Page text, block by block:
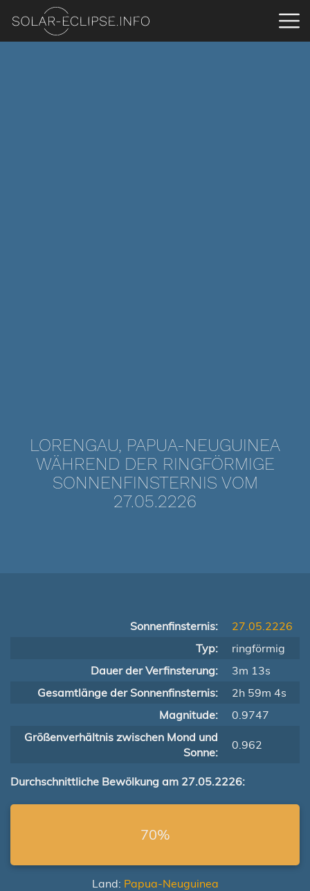
LORENGAU, PAPUA-NEUGUINEA
WÄHREND DER RINGFÖRMIGE
SONNENFINSTERNIS VOM
27.05.2226
Sonnenfinsternis:
27.05.2226
Typ:
ringförmig
Dauer der Verfinsterung:
3m 13s
Gesamtlänge der Sonnenfinsternis:
2h 59m 4s
Magnitude:
0.9747
Größenverhältnis zwischen Mond und
Sonne:
0.962
Durchschnittliche Bewölkung am 27.05.2226:
70%
Land: Papua-Neuguinea